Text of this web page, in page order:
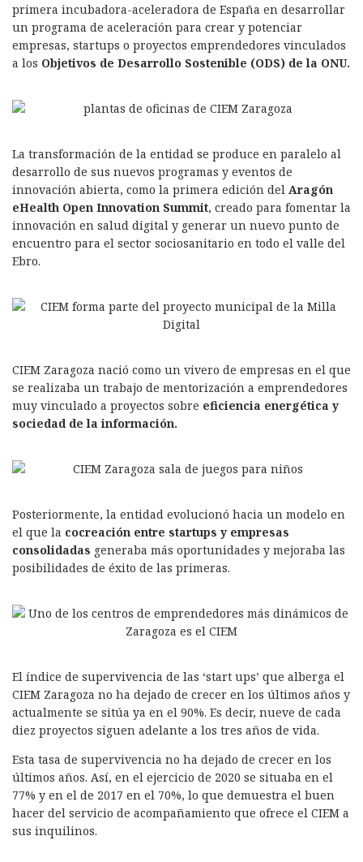
primera incubadora-aceleradora de España en desarrollar
un programa de aceleración para crear y potenciar
empresas, startups o proyectos emprendedores vinculados
a los Objetivos de Desarrollo Sostenible (ODS) de la ONU.
La transformación de la entidad se produce en paralelo al
desarrollo de sus nuevos programas y eventos de
innovación abierta, como la primera edición del Aragón
eHealth Open Innovation Summit, creado para fomentar la
innovación en salud digital y generar un nuevo punto de
encuentro para el sector sociosanitario en todo el valle del
Ebro.
CIEM Zaragoza nació como un vivero de empresas en el que
se realizaba un trabajo de mentorización a emprendedores
muy vinculado a proyectos sobre eficiencia energética y
sociedad de la información.
Posteriormente, la entidad evolucionó hacia un modelo en
el que la cocreación entre startups y empresas
consolidadas generaba más oportunidades y mejoraba las
posibilidades de éxito de las primeras.
El índice de supervivencia de las ‘start ups’ que alberga el
CIEM Zaragoza no ha dejado de crecer en los últimos años y
actualmente se sitúa ya en el 90%. Es decir, nueve de cada
diez proyectos siguen adelante a los tres años de vida.
Esta tasa de supervivencia no ha dejado de crecer en los
últimos años. Así, en el ejercicio de 2020 se situaba en el
77% y en el de 2017 en el 70%, lo que demuestra el buen
hacer del servicio de acompañamiento que ofrece el CIEM a
sus inquilinos.